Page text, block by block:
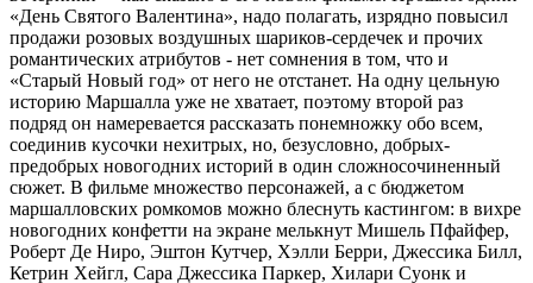
«День Святого Валентина», надо полагать, изрядно повысил
продажи розовых воздушных шариков-сердечек и прочих
романтических атрибутов - нет сомнения в том, что и
«Старый Новый год» от него не отстанет. На одну цельную
историю Маршалла уже не хватает, поэтому второй раз
подряд он намеревается рассказать понемножку обо всем,
соединив кусочки нехитрых, но, безусловно, добрых-
предобрых новогодних историй в один сложносочиненный
сюжет. В фильме множество персонажей, а с бюджетом
маршалловских ромкомов можно блеснуть кастингом: в вихре
новогодних конфетти на экране мелькнут Мишель Пфайфер,
Роберт Де Ниро, Эштон Кутчер, Хэлли Берри, Джессика Билл,
Кетрин Хейгл, Сара Джессика Паркер, Хилари Суонк и